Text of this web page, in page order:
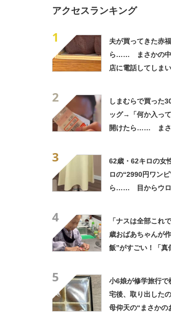
アクセスランキング
1
夫が買ってきた赤
ら…… まさかの中
店に電話してしまい
2
しまむらで買った
ッグ→「何か入っ
開けたら…… まさ
3
62歳・62キロの女
ロの“2990円ワン
ら…… 目からウロ
4
「ナスは全部これ
歳おばあちゃんが
飯”がすごい！「真
5
小6娘が修学旅行
宅後、取り出し
母仰天の“まさかの